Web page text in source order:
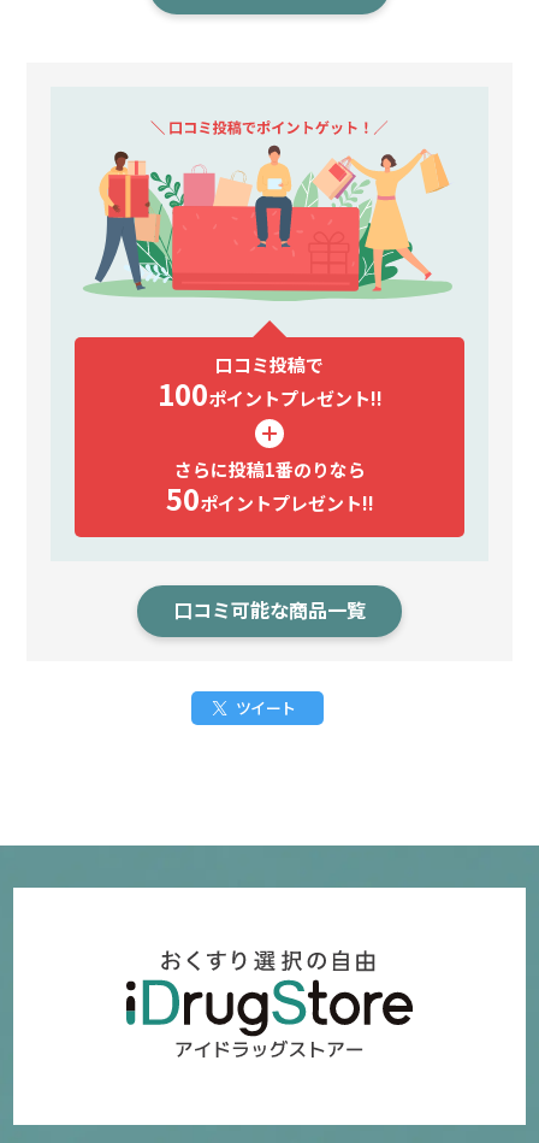
口コミ投稿で
100ポイントプレゼント!!
さらに投稿1番のりなら
50ポイントプレゼント!!
口コミ可能な商品一覧
ツイート